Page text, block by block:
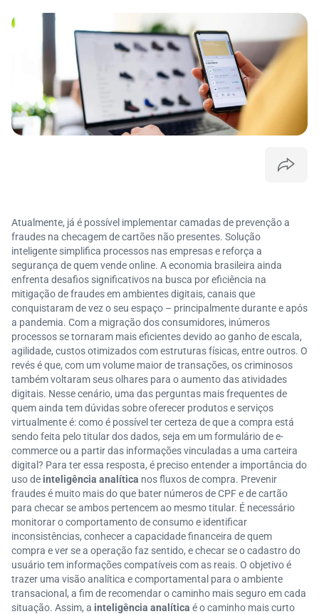
Atualmente, já é possível implementar camadas de prevenção a
fraudes na checagem de cartões não presentes. Solução
inteligente simplifica processos nas empresas e reforça a
segurança de quem vende online. A economia brasileira ainda
enfrenta desafios significativos na busca por eficiência na
mitigação de fraudes em ambientes digitais, canais que
conquistaram de vez o seu espaço – principalmente durante e após
a pandemia. Com a migração dos consumidores, inúmeros
processos se tornaram mais eficientes devido ao ganho de escala,
agilidade, custos otimizados com estruturas físicas, entre outros. O
revés é que, com um volume maior de transações, os criminosos
também voltaram seus olhares para o aumento das atividades
digitais. Nesse cenário, uma das perguntas mais frequentes de
quem ainda tem dúvidas sobre oferecer produtos e serviços
virtualmente é: como é possível ter certeza de que a compra está
sendo feita pelo titular dos dados, seja em um formulário de e-
commerce ou a partir das informações vinculadas a uma carteira
digital? Para ter essa resposta, é preciso entender a importância do
uso de inteligência analítica nos fluxos de compra. Prevenir
fraudes é muito mais do que bater números de CPF e de cartão
para checar se ambos pertencem ao mesmo titular. É necessário
monitorar o comportamento de consumo e identificar
inconsistências, conhecer a capacidade financeira de quem
compra e ver se a operação faz sentido, e checar se o cadastro do
usuário tem informações compatíveis com as reais. O objetivo é
trazer uma visão analítica e comportamental para o ambiente
transacional, a fim de recomendar o caminho mais seguro em cada
situação. Assim, a inteligência analítica é o caminho mais curto